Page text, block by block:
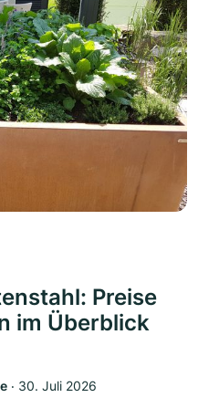
Preise
im Überblick
‧ 30. Juli 2026